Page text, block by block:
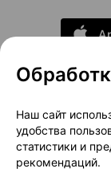
О
Наш сайт
удобства
статистики и
рекомендаций.